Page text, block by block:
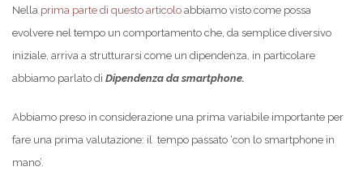
Nella prima parte di questo articolo abbiamo visto come possa
evolvere nel tempo un comportamento che, da semplice diversivo
iniziale, arriva a strutturarsi come un dipendenza, in particolare
abbiamo parlato di Dipendenza da smartphone.
Abbiamo preso in considerazione una prima variabile importante per
fare una prima valutazione: il tempo passato ‘con lo smartphone in
mano’.